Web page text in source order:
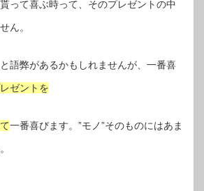
って喜ぶ時って、そのプレゼントの中
ん。
語弊があるかもしれませんが、一番喜
ゼントを
一番喜びます。”モノ”そのものにはあま